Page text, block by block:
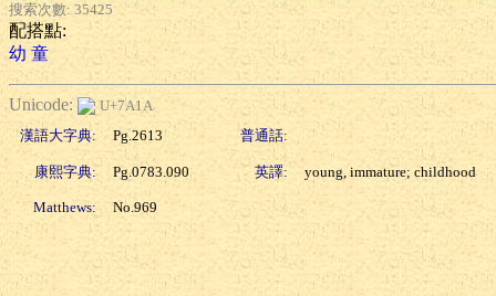
搜索次數: 35425
配搭點:
幼 童
Unicode:
U+7A1A
漢語大字典:
Pg.2613 普通話:
康熙字典: Pg.0783.090 英譯: young, immature; childhood
Matthews: No.969